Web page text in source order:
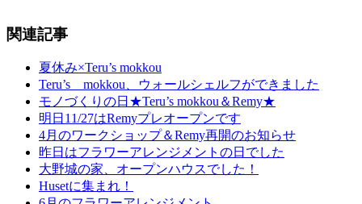
関連記事
夏休み×Teru’s mokkou
Teru’s mokkou、ウォールシェルフができました
モノづくりの日★Teru’s mokkou＆Remy★
明日11/27はRemyプレオープンです
4月のワークショップ＆Remy再開のお知らせ
昨日はフラワーアレンジメントの日でした
大野城の家、オープンハウスでした！
Husetに集まれ！